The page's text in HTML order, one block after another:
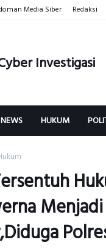
Media Siber Redaksi
Investigasi
NEWS HUKUM